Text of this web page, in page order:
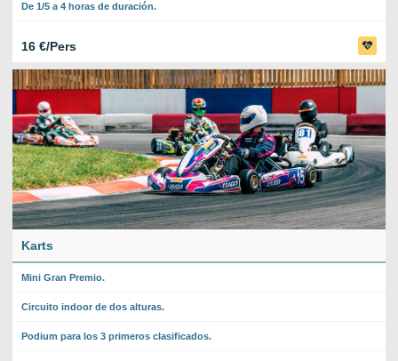
De 1/5 a 4 horas de duración.
16 €/Pers
Karts
Mini Gran Premio.
Circuito indoor de dos alturas.
Podium para los 3 primeros clasificados.